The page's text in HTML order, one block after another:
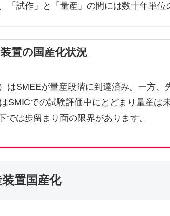
「試作」と「量産」の間には数十年単位
置の国産化状況
はSMEEが量産段階に到達済み。一方、
SMICでの試験評価中にとどまり量産は
では歩留まり面の限界があります。
置国産化